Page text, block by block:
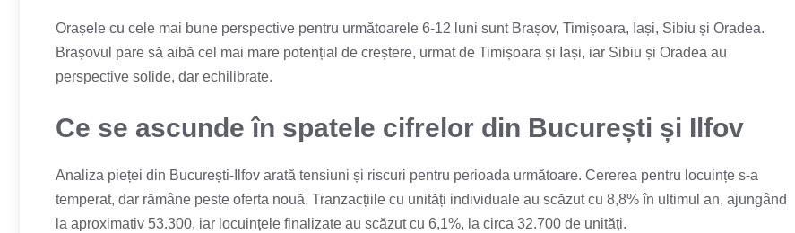
Orașele cu cele mai bune perspective pentru următoarele 6-12 luni sunt Brașov, Timișoara, Iași, Sibiu și Oradea.
Brașovul pare să aibă cel mai mare potențial de creștere, urmat de Timișoara și Iași, iar Sibiu și Oradea au
perspective solide, dar echilibrate.
Ce se ascunde în spatele cifrelor din București și Ilfov
Analiza pieței din București-Ilfov arată tensiuni și riscuri pentru perioada următoare. Cererea pentru locuințe s-a
temperat, dar rămâne peste oferta nouă. Tranzacțiile cu unități individuale au scăzut cu 8,8% în ultimul an, ajungând
la aproximativ 53.300, iar locuințele finalizate au scăzut cu 6,1%, la circa 32.700 de unități.